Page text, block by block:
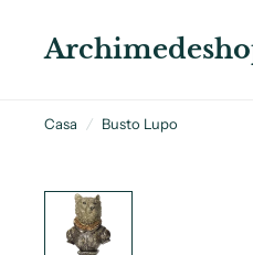
Casa / Busto Lupo